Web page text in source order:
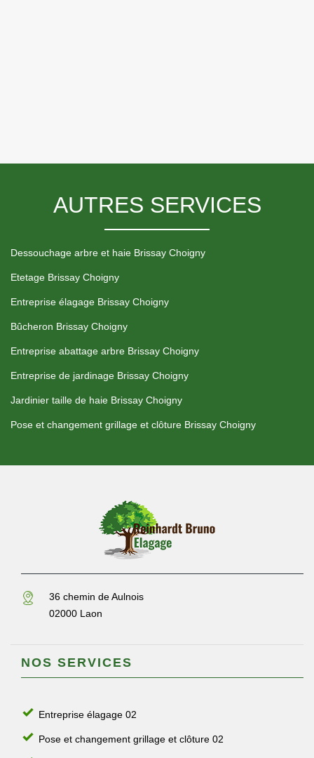
AUTRES SERVICES
Dessouchage arbre et haie Brissay Choigny
Etetage Brissay Choigny
Entreprise élagage Brissay Choigny
Bûcheron Brissay Choigny
Entreprise abattage arbre Brissay Choigny
Entreprise de jardinage Brissay Choigny
Jardinier taille de haie Brissay Choigny
Pose et changement grillage et clôture Brissay Choigny
36 chemin de Aulnois
02000 Laon
NOS SERVICES
Entreprise élagage 02
Pose et changement grillage et clôture 02